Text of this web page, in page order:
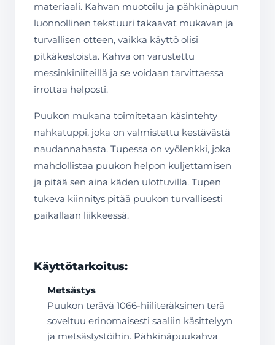
materiaali. Kahvan muotoilu ja pähkinäpuun
luonnollinen tekstuuri takaavat mukavan ja
turvallisen otteen, vaikka käyttö olisi
pitkäkestoista. Kahva on varustettu
messinkiniiteillä ja se voidaan tarvittaessa
irrottaa helposti.
Puukon mukana toimitetaan käsintehty
nahkatuppi, joka on valmistettu kestävästä
naudannahasta. Tupessa on vyölenkki, joka
mahdollistaa puukon helpon kuljettamisen
ja pitää sen aina käden ulottuvilla. Tupen
tukeva kiinnitys pitää puukon turvallisesti
paikallaan liikkeessä.
Käyttötarkoitus:
Metsästys
Puukon terävä 1066-hiiliteräksinen terä
soveltuu erinomaisesti saaliin käsittelyyn
ja metsästystöihin. Pähkinäpuukahva